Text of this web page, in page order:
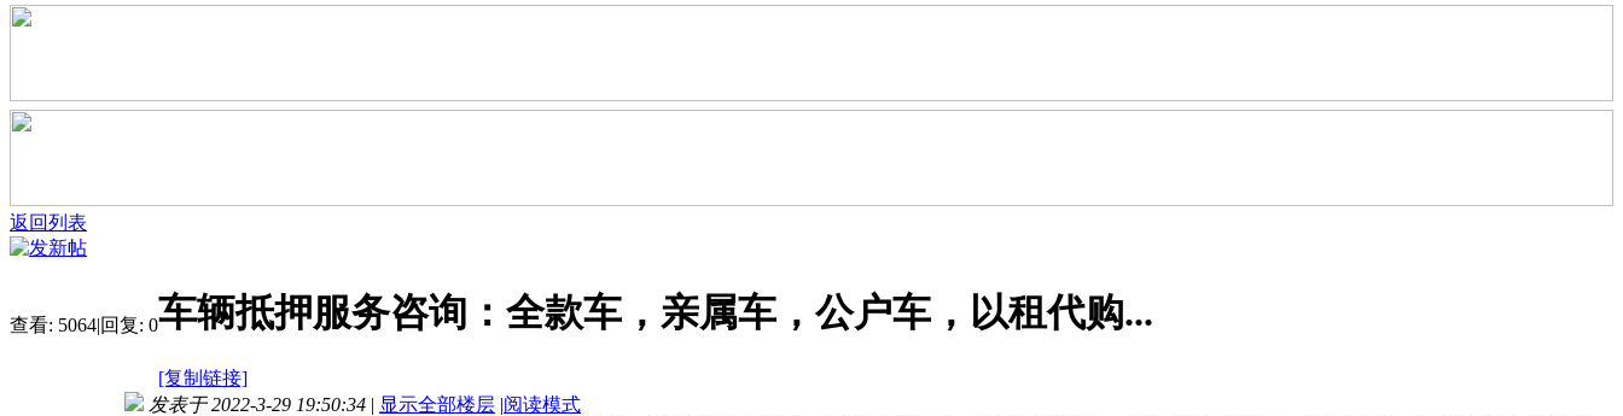
返回列表
查看: 5064|回复: 0车辆抵押服务咨询：全款车，亲属车，公户车，以租代购...
[复制链接]
发表于 2022-3-29 19:50:34 | 显示全部楼层 |阅读模式